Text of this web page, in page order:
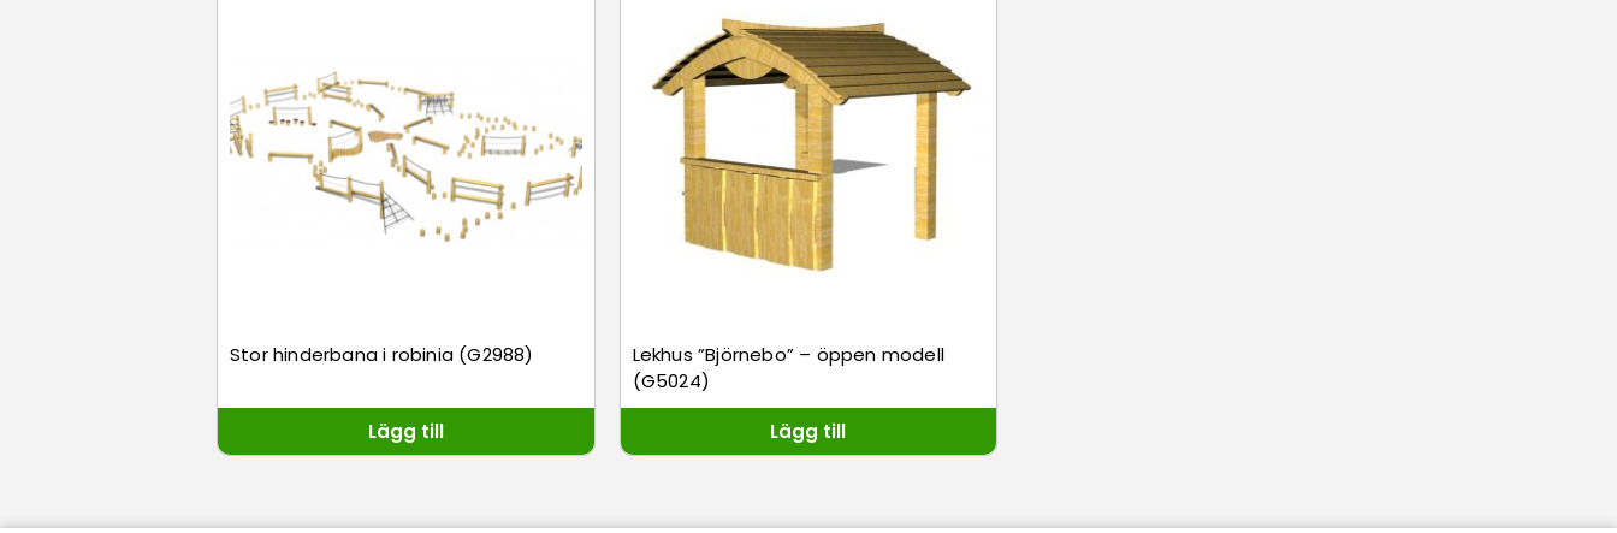
Stor hinderbana i robinia (G2988)
Lägg till
Lekhus ”Björnebo” – öppen modell
(G5024)
Lägg till